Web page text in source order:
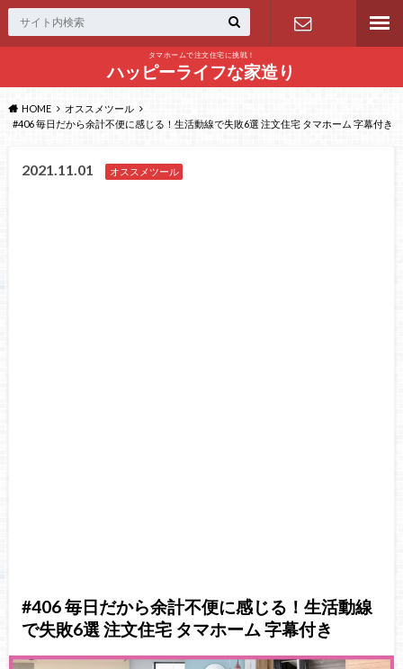
タマホームで注文住宅に挑戦！
ハッピーライフな家造り問い合わせ
HOME
オススメツール
#406 毎日だから余計不便に感じる！生活動線で失敗6選 注文住宅 タマホーム 字幕付き
2021.11.01 オススメツール
#406 毎日だから余計不便に感じる！生活動線
で失敗6選 注文住宅 タマホーム 字幕付き